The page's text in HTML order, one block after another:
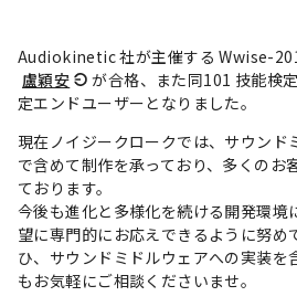
Audiokinetic 社が主催する Wwise-
盧穎安
が合格、また同101 技能検
定エンドユーザーとなりました。
現在ノイジークロークでは、サウンド
で含めて制作を承っており、多くのお
ております。
今後も進化と多様化を続ける開発環境
望に専門的にお応えできるように努め
ひ、サウンドミドルウェアへの実装を
もお気軽にご相談くださいませ。